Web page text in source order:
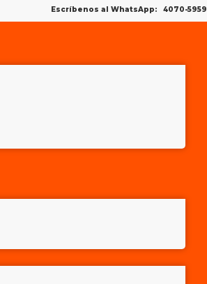
Escríbenos al WhatsApp: 4070-5959